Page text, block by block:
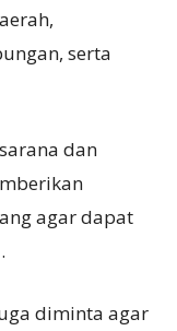
serta
dan
agar dapat
diminta agar